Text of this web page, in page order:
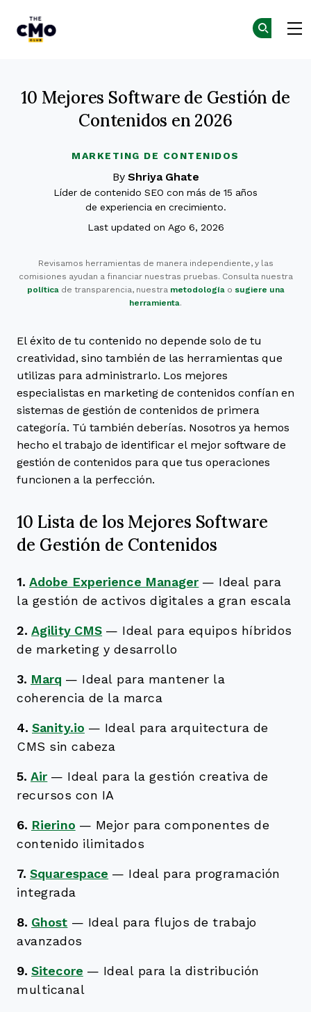
MARKETING DE CONTENIDOS
10 Mejores Software de Gestión de
Contenidos en 2026
By Shriya Ghate
Líder de contenido SEO con más de 15 años
de experiencia en crecimiento.
Last updated on Ago 6, 2026
Revisamos herramientas de manera independiente, y las
comisiones ayudan a financiar nuestras pruebas. Consulta nuestra
políticade transparencia, nuestra metodologíao sugiere una
herramienta.
El éxito de tu contenido no depende solo de tu
creatividad, sino también de las herramientas que
utilizas para administrarlo. Los mejores
especialistas en marketing de contenidos confían en
sistemas de gestión de contenidos de primera
categoría. Tú también deberías. Nosotros ya hemos
hecho el trabajo de identificar el mejor software de
gestión de contenidos para que tus operaciones
funcionen a la perfección.
10 Lista de los Mejores Software
de Gestión de Contenidos
1. Adobe Experience Manager — Ideal para
la gestión de activos digitales a gran escala
2. Agility CMS — Ideal para equipos híbridos
de marketing y desarrollo
3. Marq — Ideal para mantener la
coherencia de la marca
4. Sanity.io — Ideal para arquitectura de
CMS sin cabeza
5. Air — Ideal para la gestión creativa de
recursos con IA
6. Rierino — Mejor para componentes de
contenido ilimitados
7. Squarespace — Ideal para programación
integrada
8. Ghost — Ideal para flujos de trabajo
avanzados
9. Sitecore — Ideal para la distribución
multicanal